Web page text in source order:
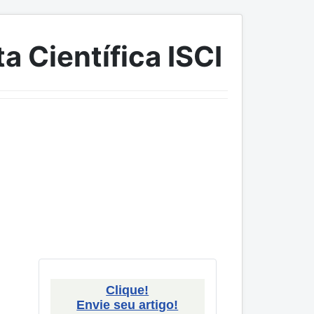
Científica ISCI
Clique!
Envie seu artigo!